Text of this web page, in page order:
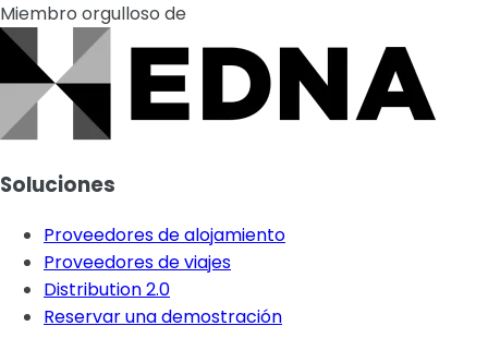
Miembro orgulloso de
Soluciones
Proveedores de alojamiento
Proveedores de viajes
Distribution 2.0
Reservar una demostración